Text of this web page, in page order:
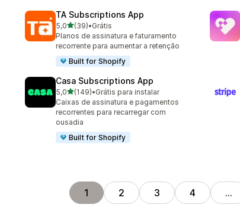
TA Subscriptions App
5,0de 5 estrelas
(39)
39 avaliações ao todo
•Grátis
Planos de assinatura e faturamento
recorrente para aumentar a retenção
Built for Shopify
Casa Subscriptions App
5,0de 5 estrelas
(149)
149 avaliações ao todo
•Grátis para instalar
Caixas de assinatura e pagamentos
recorrentes para recarregar com
ousadia
Built for Shopify
1 2 3 4 …